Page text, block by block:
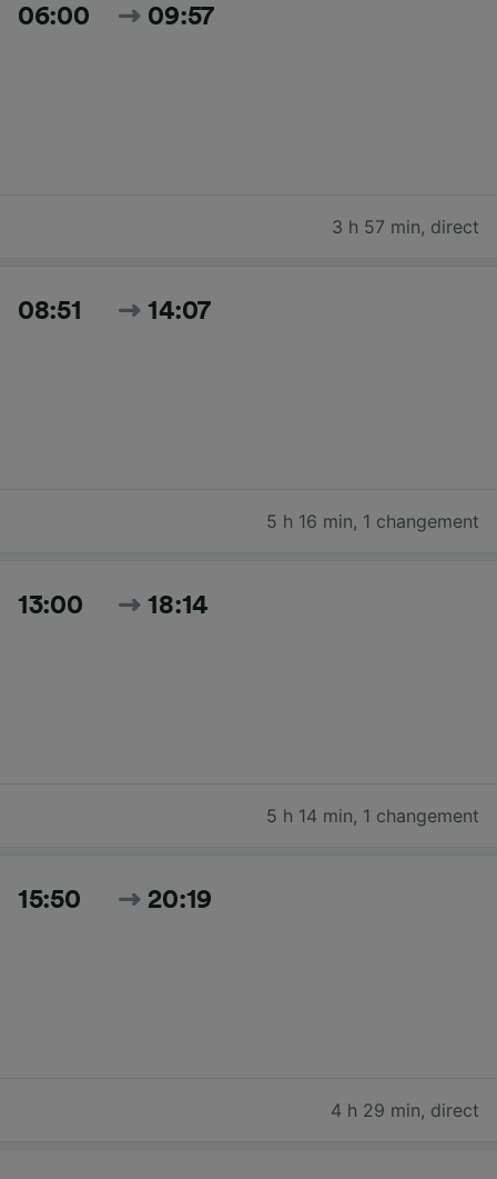
06:00 09:57
3 h 57 min, direct
08:51 14:07
5 h 16 min, 1 changement
13:00 18:14
5 h 14 min, 1 changement
15:50 20:19
4 h 29 min, direct